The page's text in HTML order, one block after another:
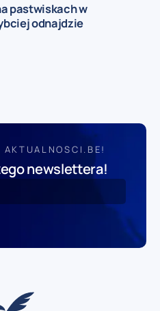
pastwiskach w
odnajdzie
newslettera!